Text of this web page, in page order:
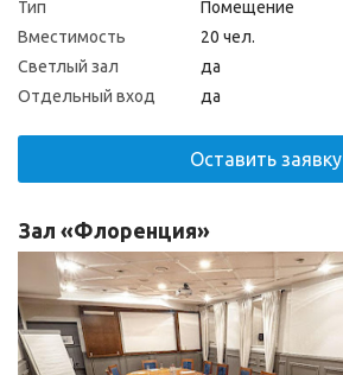
Тип
Помещение
Вместимость
20 чел.
Светлый зал
да
Отдельный вход
да
Оставить заявку
Зал «Флоренция»